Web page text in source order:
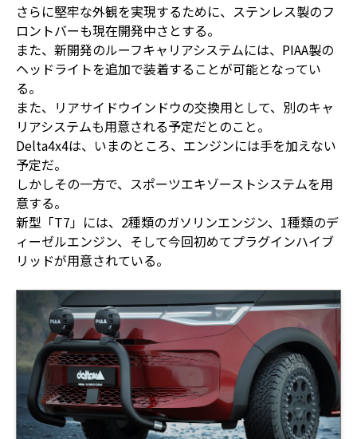
さらに堅牢な外観を実現するために、ステンレス製のフ
ロントバーも現在開発中さとする。
また、新開発のルーフキャリアシステムには、PIAA製の
ヘッドライトを追加で装着することが可能となってい
る。
また、リアサイドウインドウの交換用として、別のキャ
リアシステムも用意される予定だとのこと。
Delta4x4は、いまのところ、エンジンには手を加えない
予定だ。
しかしその一方で、スポーツエキゾーストシステムを用
意する。
新型「T7」には、2種類のガソリンエンジン、1種類のデ
ィーゼルエンジン、そして今回初めてプラグインハイブ
リッドが用意されている。